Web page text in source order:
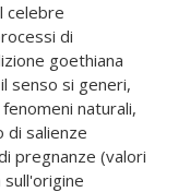
celebre
di
goethiana
senso si generi,
naturali,
di salienze
pregnanze (valori